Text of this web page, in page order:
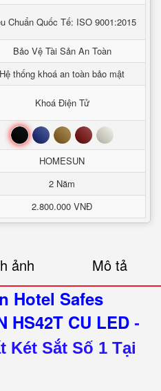
Chuẩn Quốc Tế: ISO 9001:2015
Bảo Vệ Tài Sản An Toàn
Hệ thống khoá an toàn bảo mật
Khoá Điện Tử
Đen Xanh Nâu Đỏ Trắng
HOMESUN
2 Năm
2.800.000 VNĐ
ảnh Mô tả
Hotel Safes
HS42T CU LED -
Két Sắt Số 1 Tại